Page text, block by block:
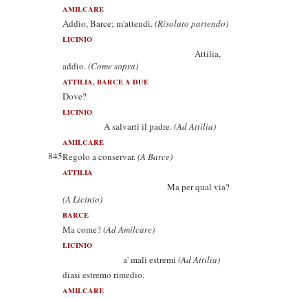
AMILCARE
Addio, Barce; m'attendi.(Risoluto partendo)
LICINIO
Attilia,
addio.(Come sopra)
ATTILIA, BARCE A DUE
Dove?
LICINIO
A salvarti il padre.(Ad Attilia)
AMILCARE
845Regolo a conservar.(A Barce)
ATTILIA
Ma per qual via?
(A Licinio)
BARCE
Ma come?(Ad Amilcare)
LICINIO
a' mali estremi (Ad Attilia)
diasi estremo rimedio.
AMILCARE